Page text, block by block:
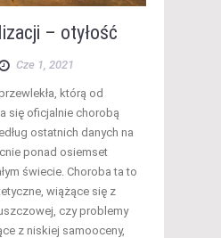
– otyłość
Cze 1, 2021
którą od
się oficjalnie chorobą
ostatnich danych na
ponad osiemset
świecie. Choroba ta to
wiążące się z
czy problemy
z niskiej samooceny,